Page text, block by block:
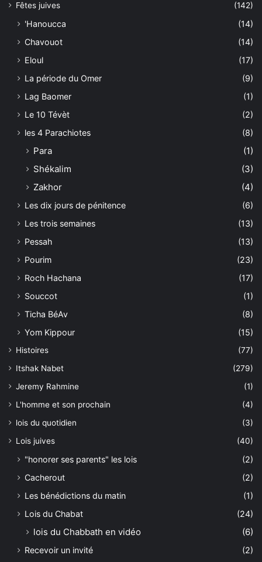
Fêtes juives
(142)
'Hanoucca
(14)
Chavouot
(14)
Eloul
(17)
La période du Omer
(9)
Lag Baomer
(1)
Le 10 Tévèt
(2)
les 4 Parachiotes
(8)
Para
(1)
Shékalim
(3)
Zakhor
(4)
Les dix jours de pénitence
(6)
Les trois semaines
(13)
Pessah
(13)
Pourim
(23)
Roch Hachana
(17)
Souccot
(1)
Ticha BéAv
(8)
Yom Kippour
(15)
Histoires
(77)
Itshak Nabet
(279)
Jeremy Rahmine
(1)
L'homme et son prochain
(4)
lois du quotidien
(3)
Lois juives
(40)
"honorer ses parents" les lois
(2)
Cacherout
(2)
Les bénédictions du matin
(1)
Lois du Chabat
(24)
lois du Chabbath en vidéo (6)
Recevoir un invité (2)